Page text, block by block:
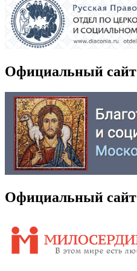
Официальный сайт
Официальный сайт